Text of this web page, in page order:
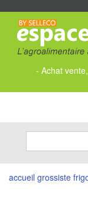
- Achat
accueil grossiste